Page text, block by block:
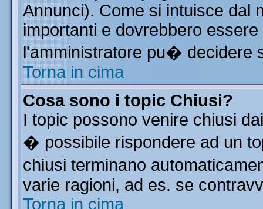
Annunci). Come si intuisce dal
importanti e dovrebbero
l'amministratore pu�
Torna in cima
Cosa sono i topic Chiusi?
I topic possono venire chiusi
� possibile rispondere ad un
chiusi terminano
varie ragioni, ad es. se
Torna in cima